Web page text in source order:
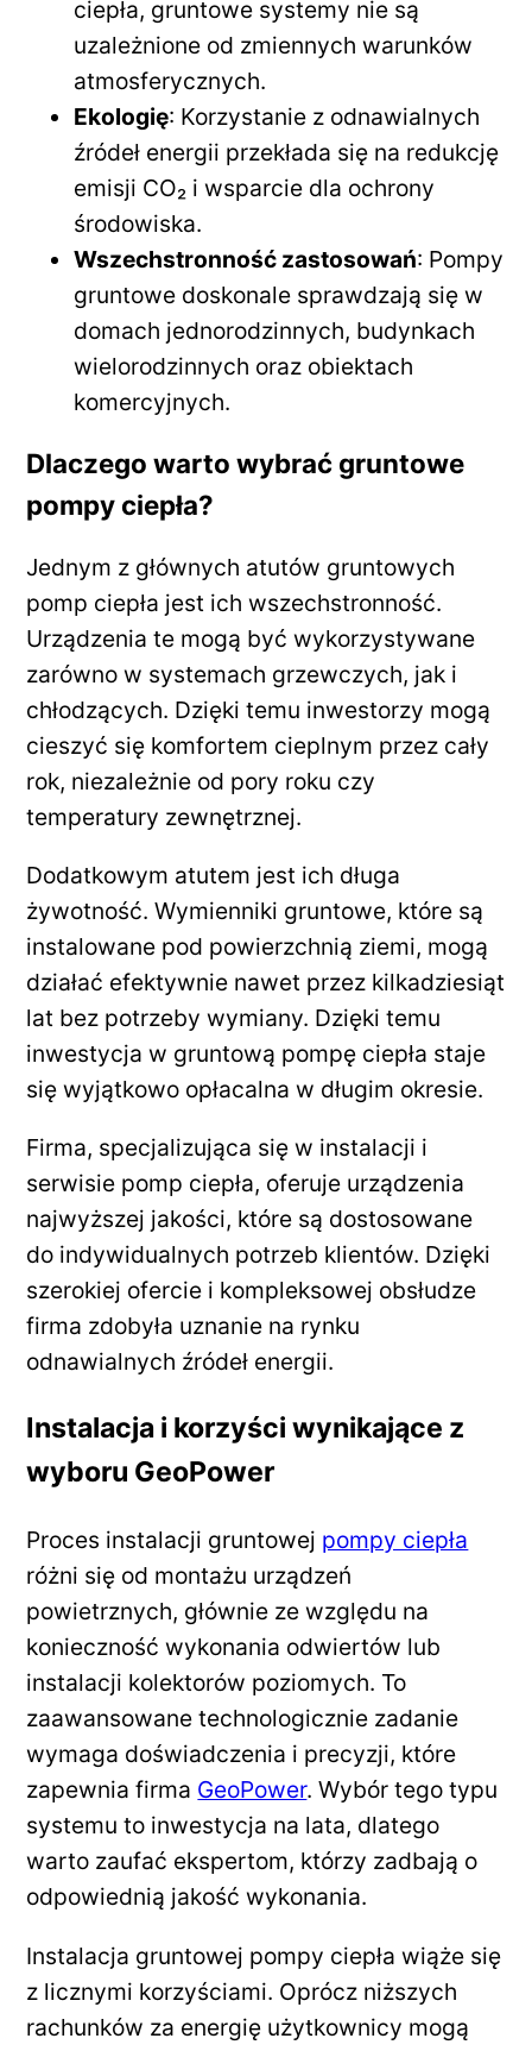
ciepła, gruntowe systemy nie są
uzależnione od zmiennych warunków
atmosferycznych.
Ekologię: Korzystanie z odnawialnych
źródeł energii przekłada się na redukcję
emisji CO₂ i wsparcie dla ochrony
środowiska.
Wszechstronność zastosowań: Pompy
gruntowe doskonale sprawdzają się w
domach jednorodzinnych, budynkach
wielorodzinnych oraz obiektach
komercyjnych.
Dlaczego warto wybrać gruntowe
pompy ciepła?
Jednym z głównych atutów gruntowych
pomp ciepła jest ich wszechstronność.
Urządzenia te mogą być wykorzystywane
zarówno w systemach grzewczych, jak i
chłodzących. Dzięki temu inwestorzy mogą
cieszyć się komfortem cieplnym przez cały
rok, niezależnie od pory roku czy
temperatury zewnętrznej.
Dodatkowym atutem jest ich długa
żywotność. Wymienniki gruntowe, które są
instalowane pod powierzchnią ziemi, mogą
działać efektywnie nawet przez kilkadziesiąt
lat bez potrzeby wymiany. Dzięki temu
inwestycja w gruntową pompę ciepła staje
się wyjątkowo opłacalna w długim okresie.
Firma, specjalizująca się w instalacji i
serwisie pomp ciepła, oferuje urządzenia
najwyższej jakości, które są dostosowane
do indywidualnych potrzeb klientów. Dzięki
szerokiej ofercie i kompleksowej obsłudze
firma zdobyła uznanie na rynku
odnawialnych źródeł energii.
Instalacja i korzyści wynikające z
wyboru GeoPower
Proces instalacji gruntowej pompy ciepła
różni się od montażu urządzeń
powietrznych, głównie ze względu na
konieczność wykonania odwiertów lub
instalacji kolektorów poziomych. To
zaawansowane technologicznie zadanie
wymaga doświadczenia i precyzji, które
zapewnia firma GeoPower. Wybór tego typu
systemu to inwestycja na lata, dlatego
warto zaufać ekspertom, którzy zadbają o
odpowiednią jakość wykonania.
Instalacja gruntowej pompy ciepła wiąże się
z licznymi korzyściami. Oprócz niższych
rachunków za energię użytkownicy mogą